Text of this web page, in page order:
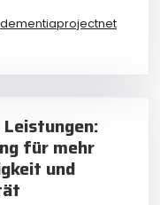
dementiaprojectnet
für mehr
und